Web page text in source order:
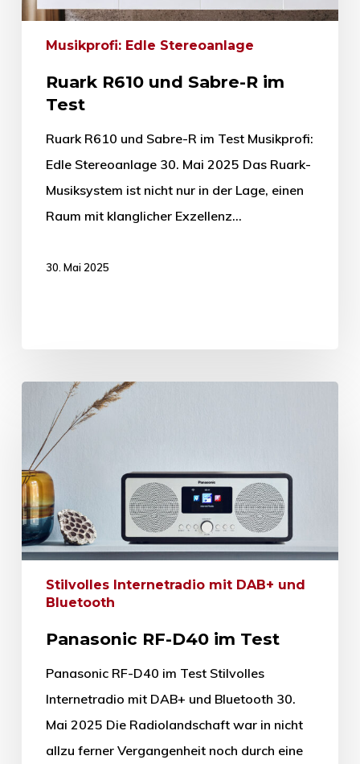
Musikprofi: Edle Stereoanlage
Ruark R610 und Sabre-R im
Test
Ruark R610 und Sabre-R im Test Musikprofi:
Edle Stereoanlage 30. Mai 2025 Das Ruark-
Musiksystem ist nicht nur in der Lage, einen
Raum mit klanglicher Exzellenz…
30. Mai 2025
Stilvolles Internetradio mit DAB+ und
Bluetooth
Panasonic RF-D40 im Test
Panasonic RF-D40 im Test Stilvolles
Internetradio mit DAB+ und Bluetooth 30.
Mai 2025 Die Radiolandschaft war in nicht
allzu ferner Vergangenheit noch durch eine